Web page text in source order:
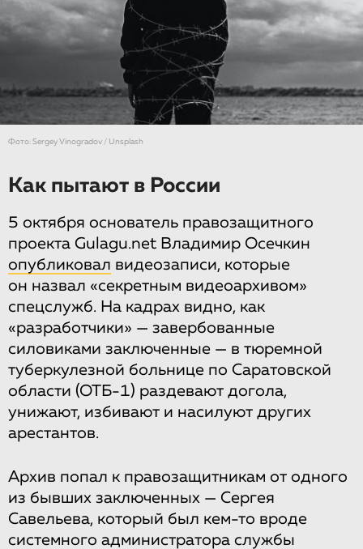
Фото: Sergey Vinogradov / Unsplash
Как пытают в России
5 октября основатель правозащитного
проекта Gulagu.net Владимир Осечкин
опубликовал видеозаписи, которые
он назвал «секретным видеоархивом»
спецслужб. На кадрах видно, как
«разработчики» — завербованные
силовиками заключенные — в тюремной
туберкулезной больнице по Саратовской
области (ОТБ-1) раздевают догола,
унижают, избивают и насилуют других
арестантов.
Архив попал к правозащитникам от одного
из бывших заключенных — Сергея
Савельева, который был кем-то вроде
системного администратора службы